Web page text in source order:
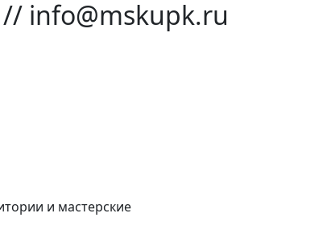
// info@mskupk.ru
и мастерские